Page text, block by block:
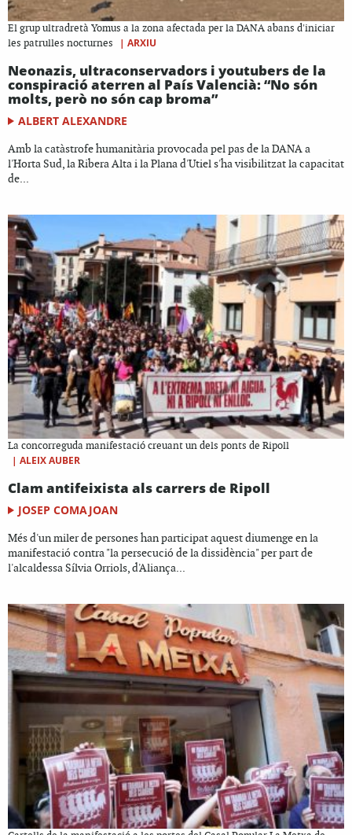
El grup ultradretà Yomus a la zona afectada per la DANA abans d'iniciar
les patrulles nocturnes
| ARXIU
Neonazis, ultraconservadors i youtubers de la
conspiració aterren al País Valencià: “No són
molts, però no són cap broma”
ALBERT ALEXANDRE
Amb la catàstrofe humanitària provocada pel pas de la DANA a
l'Horta Sud, la Ribera Alta i la Plana d'Utiel s'ha visibilitzat la capacitat
de...
La concorreguda manifestació creuant un dels ponts de Ripoll
| ALEIX AUBER
Clam antifeixista als carrers de Ripoll
JOSEP COMAJOAN
Més d'un miler de persones han participat aquest diumenge en la
manifestació contra "la persecució de la dissidència" per part de
l'alcaldessa Sílvia Orriols, d'Aliança...